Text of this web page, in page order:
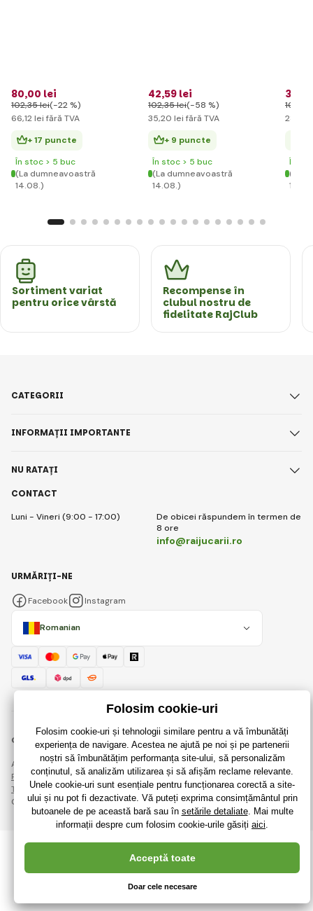
80,00 lei
102,35 lei(-22 %)
66,12 lei fără TVA
+ 17 puncte
În stoc > 5 buc
(La dumneavoastră
14.08.)
42,59 lei
102,35 lei(-58 %)
35,20 lei fără TVA
+ 9 puncte
În stoc > 5 buc
(La dumneavoastră
14.08.)
35
100
28
În
(La
Sortiment variat
pentru orice vârstă
Recompense în
clubul nostru de
fidelitate RajClub
CONTACT
Luni - Vineri (9:00 - 17:00)
De obicei răspundem în termen de
8 ore
info@raijucarii.ro
CATEGORII
INFORMAȚII IMPORTANTE
NU RATAȚI
Romanian
URMĂRIȚI-NE
Facebook Instagram
© 2018 - 2026 RaiJucării.ro, Toate drepturile rezervate
Această pagină este protejată prin reCAPTCHA și se aplică
Regulile de protecție a datelor personalecompaniile Google și ale lor
Termeni și condiții.
Crearea de magazine online eficiente de laRIESENIA